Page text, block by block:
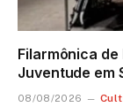
Filarmônica
Juventude em
08/08/2026